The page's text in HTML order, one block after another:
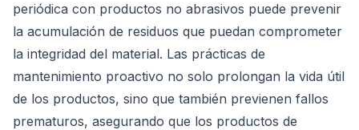
periódica con productos no abrasivos puede prevenir
la acumulación de residuos que puedan comprometer
la integridad del material. Las prácticas de
mantenimiento proactivo no solo prolongan la vida útil
de los productos, sino que también previenen fallos
prematuros, asegurando que los productos de